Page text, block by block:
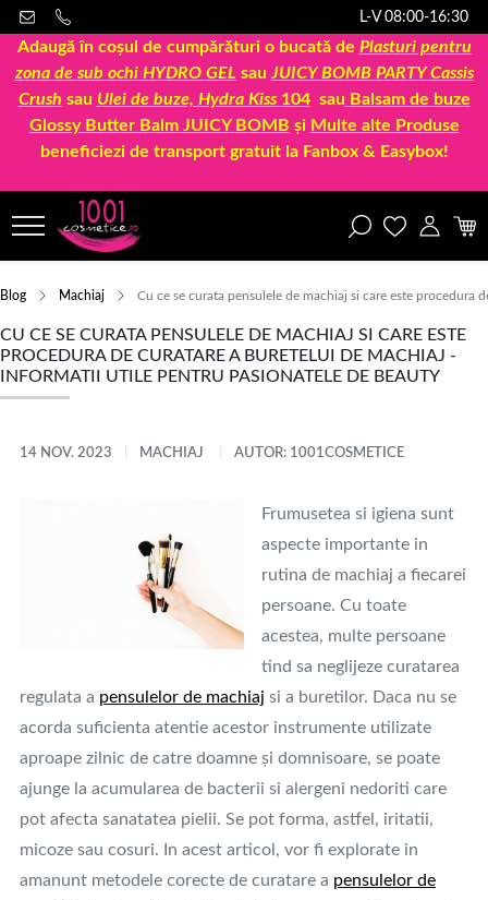
L-V 08:00-16:30
Adaugă în coșul de cumpărături o bucată de Plasturi pentru
zona de sub ochi HYDRO GEL sau JUICY BOMB PARTY Cassis
Crush sau Ulei de buze, Hydra Kiss 104sau Balsam de buze
Glossy Butter Balm JUICY BOMB și Multe alte Produse
beneficiezi de transport gratuit la Fanbox & Easybox!
Blog Machiaj Cu ce se curata pensulele de machiaj si care este
CU CE SE CURATA PENSULELE DE MACHIAJ SI CARE ESTE
PROCEDURA DE CURATARE A BURETELUI DE MACHIAJ -
INFORMATII UTILE PENTRU PASIONATELE DE BEAUTY
14 NOV. 2023 MACHIAJ AUTOR: 1001COSMETICE
Frumusetea si igiena sunt
aspecte importante in
rutina de machiaj a fiecarei
persoane. Cu toate
acestea, multe persoane
tind sa neglijeze curatarea
regulata a pensulelor de machiaj si a buretilor. Daca nu se
acorda suficienta atentie acestor instrumente utilizate
aproape zilnic de catre doamne și domnisoare, se poate
ajunge la acumularea de bacterii si alergeni nedoriti care
pot afecta sanatatea pielii. Se pot forma, astfel, iritatii,
micoze sau cosuri. In acest articol, vor fi explorate in
amanunt metodele corecte de curatare a pensulelor de